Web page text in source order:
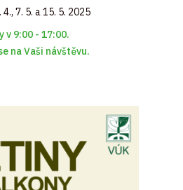
4., 7. 5. a 15. 5. 2025
v 9:00 - 17:00.
na Vaši návštěvu.